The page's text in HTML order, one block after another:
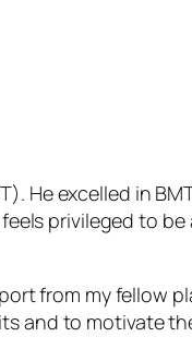
He excelled in
eels privileged to
from my fellow
and to motivate